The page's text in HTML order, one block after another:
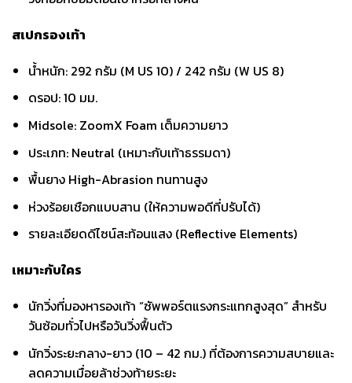
สเปกรองเท้า
น้ำหนัก: 292 กรัม (M US 10) / 242 กรัม (W US 8)
ดรอป: 10 มม.
Midsole: ZoomX Foam เต็มความยาว
ประเภท: Neutral (เหมาะกับเท้าธรรมดา)
พื้นยาง High-Abrasion ทนทานสูง
ห่วงร้อยเชือกแบบสาน (ให้ความพอดีที่ปรับได้)
รายละเอียดดีไซน์สะท้อนแสง (Reflective Elements)
เหมาะกับใคร
นักวิ่งที่มองหารองเท้า “ซัพพอร์ตแรงกระแทกสูงสุด” สำหรับ
วันซ้อมทั่วไปหรือวันวิ่งฟื้นตัว
นักวิ่งระยะกลาง-ยาว (10 – 42 กม.) ที่ต้องการความสบายและ
ลดความเมื่อยล้าช่วงท้ายระยะ